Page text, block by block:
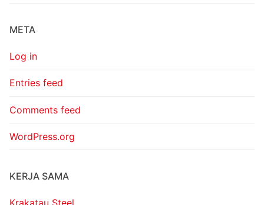
META
Log in
Entries feed
Comments feed
WordPress.org
KERJA SAMA